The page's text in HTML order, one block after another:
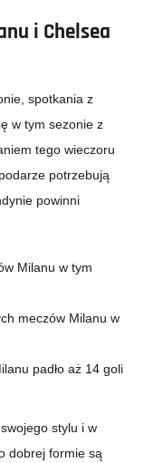
i Chelsea
spotkania z
w tym sezonie z
tego wieczoru
potrzebują
powinni
Milanu w tym
meczów Milanu w
padło aż 14 goli
stylu i w
dobrej formie są